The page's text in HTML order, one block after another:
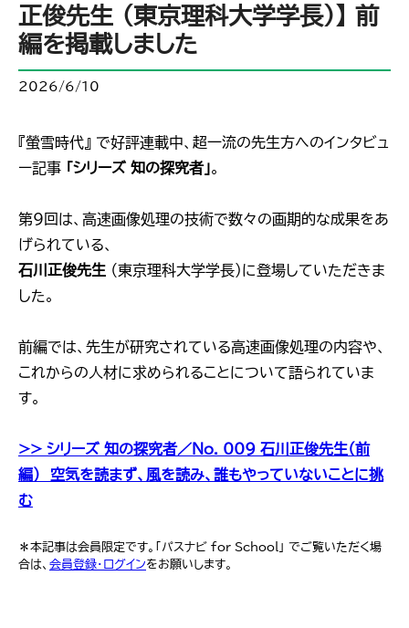
正俊先生 （東京理科大学学長）】 前
編を掲載しました
2026/6/10
『螢雪時代』 で好評連載中、超一流の先生方へのインタビュ
ー記事
「シリーズ 知の探究者」。
第9回は、高速画像処理の技術で数々の画期的な成果をあ
げられている、
石川正俊先生 （東京理科大学学長）に登場していただきま
した。
前編では、先生が研究されている高速画像処理の内容や、
これからの人材に求められることについて語られていま
す。
>> シリーズ 知の探究者／No. 009 石川正俊先生（前
編） 空気を読まず、風を読み、誰もやっていないことに挑
む
＊本記事は会員限定です。「パスナビ for School」 でご覧いただく場
合は、 会員登録・ログインをお願いします。